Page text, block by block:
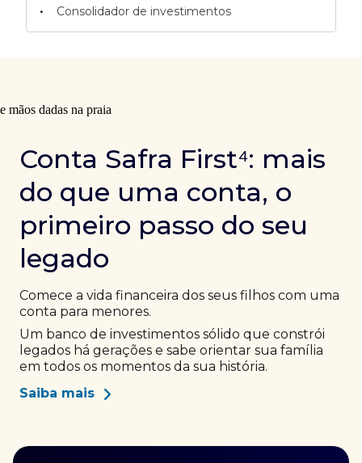
• Consolidador de investimentos
Conta Safra First⁴: mais
do que uma conta, o
primeiro passo do seu
legado
Comece a vida financeira dos seus filhos com uma
conta para menores.
Um banco de investimentos sólido que constrói
legados há gerações e sabe orientar sua família
em todos os momentos da sua história.
Saiba mais